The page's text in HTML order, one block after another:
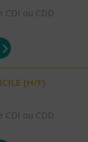
CDI ou CDD
(H/F)
CDI ou CDD